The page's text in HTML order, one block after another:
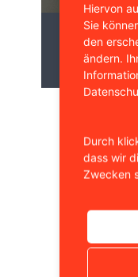
Hiervon
Sie
den
ändern.
Durch
dass wir
Zwecken